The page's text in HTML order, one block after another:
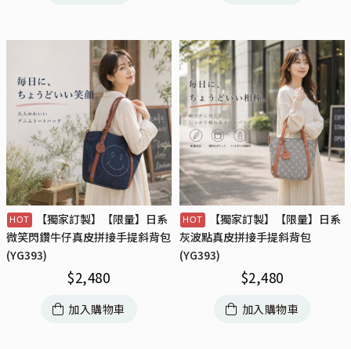
【獨家訂製】【限量】日系
微笑閃鑽牛仔真皮拼接手提斜背包
(YG393)
$2,480
加入購物車
【獨家訂製】【限量】日系
灰波點真皮拼接手提斜背包
(YG393)
$2,480
加入購物車